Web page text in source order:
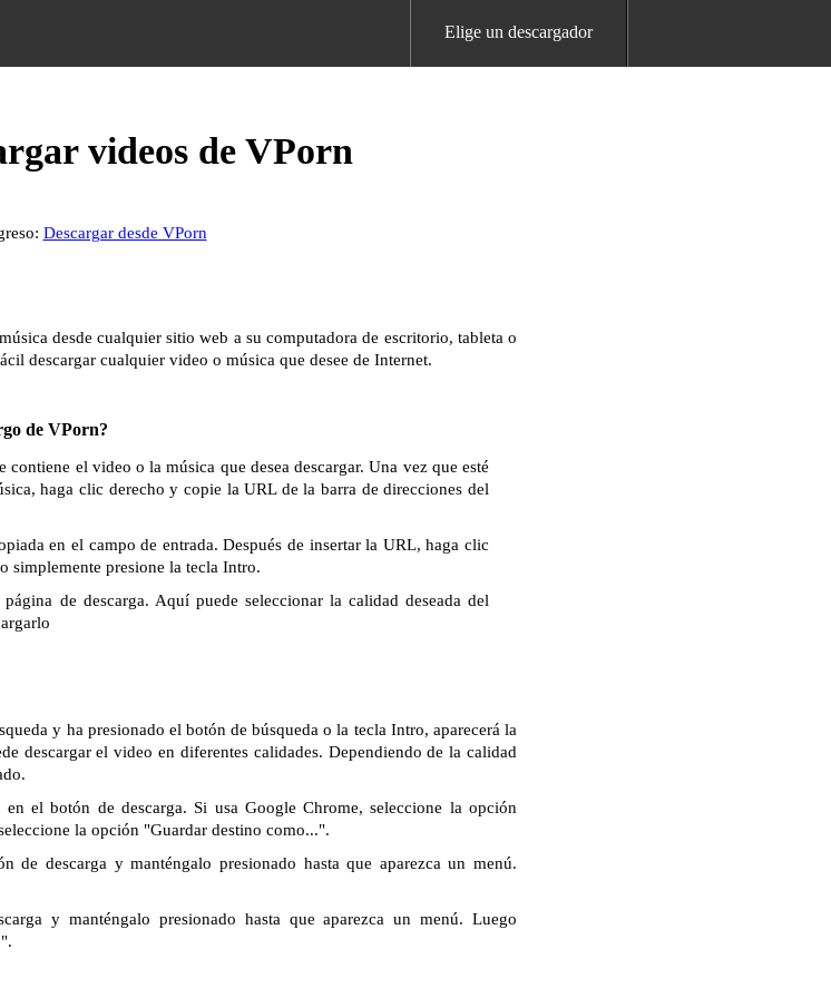
Elige un descargador
videos de VPorn
Descargar desde VPorn
desde cualquier sitio web a su computadora de escritorio, tableta o
descargar cualquier video o música que desee de Internet.
de VPorn?
el video o la música que desea descargar. Una vez que esté
haga clic derecho y copie la URL de la barra de direcciones del
en el campo de entrada. Después de insertar la URL, haga clic
simplemente presione la tecla Intro.
de descarga. Aquí puede seleccionar la calidad deseada del
y ha presionado el botón de búsqueda o la tecla Intro, aparecerá la
descargar el video en diferentes calidades. Dependiendo de la calidad
el botón de descarga. Si usa Google Chrome, seleccione la opción
la opción "Guardar destino como...".
de descarga y manténgalo presionado hasta que aparezca un menú.
y manténgalo presionado hasta que aparezca un menú. Luego